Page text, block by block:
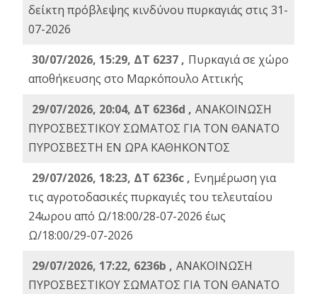
δείκτη πρόβλεψης κινδύνου πυρκαγιάς στις 31-
07-2026
30/07/2026, 15:29, ΔΤ 6237 , Πυρκαγιά σε χώρο
αποθήκευσης στο Μαρκόπουλο Αττικής
29/07/2026, 20:04, ΔΤ 6236d , ΑΝΑΚΟΙΝΩΣΗ
ΠΥΡΟΣΒΕΣΤΙΚΟΥ ΣΩΜΑΤΟΣ ΓΙΑ ΤΟΝ ΘΑΝΑΤΟ
ΠΥΡΟΣΒΕΣΤΗ ΕΝ ΩΡΑ ΚΑΘΗΚΟΝΤΟΣ
29/07/2026, 18:23, ΔΤ 6236c , Ενημέρωση για
τις αγροτοδασικές πυρκαγιές του τελευταίου
24ωρου από Ω/18:00/28-07-2026 έως
Ω/18:00/29-07-2026
29/07/2026, 17:22, 6236b , ΑΝΑΚΟΙΝΩΣΗ
ΠΥΡΟΣΒΕΣΤΙΚΟΥ ΣΩΜΑΤΟΣ ΓΙΑ ΤΟΝ ΘΑΝΑΤΟ